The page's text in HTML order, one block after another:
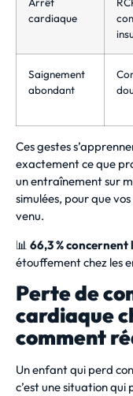
cardiaque
Saignement
abondant
Ces gestes
exactement ce que
un entraînement sur
simulées, pour que
venu.
📊 66,3 % concernent
étouffement chez les
Perte de
cardiaque
comment
Un enfant qui perd
c’est une situation